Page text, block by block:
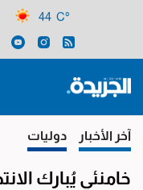
44 C°
آخر الأخبار دوليات
خامنئي يُبارك